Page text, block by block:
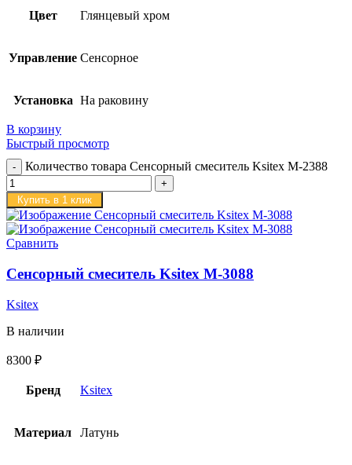
Цвет Глянцевый хром
Управление Сенсорное
Установка На раковину
В корзину
Быстрый просмотр
Количество товара Сенсорный смеситель Ksitex M-2388
Купить в 1 клик
Сравнить
Сенсорный смеситель Ksitex M-3088
Ksitex
В наличии
8300 ₽
Бренд Ksitex
Материал Латунь